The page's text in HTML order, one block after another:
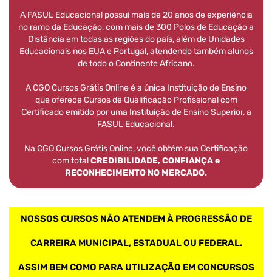
A FASUL Educacional possui mais de 20 anos de experiência
no ramo da Educação, com mais de 300 Polos de Educação a
Distância em todas as regiões do país, além de Unidades
Educacionais nos EUA e Portugal, atendendo também alunos
de todo o Continente Africano.
A CGO Cursos Grátis Online é a única Instituição de Ensino
que oferece Cursos de Qualificação Profissional com
Certificado emitido por uma Instituição de Ensino Superior, a
FASUL Educacional.
Na CGO Cursos Grátis Online, você obtém sua Certificação
com totalCREDIBILIDADE, CONFIANÇA e
RECONHECIMENTO NO MERCADO.
NOSSOS CURSOS NÃO ATENDEM À PROGRESSÃO DE
CARREIRA MUNICIPAL, ESTADUAL OU FEDERAL.
ASSIM BEM COMO PARA UTILIZAÇÃO EM CONCURSOS